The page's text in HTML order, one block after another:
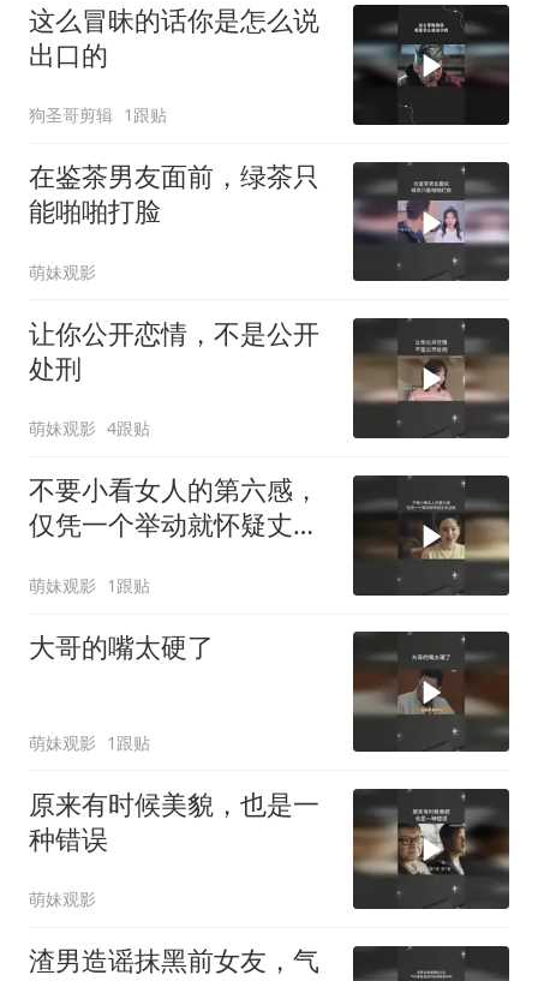
这么冒昧的话你是怎么说
出口的
狗圣哥剪辑 1跟贴
在鉴茶男友面前，绿茶只
能啪啪打脸
萌妹观影
让你公开恋情，不是公开
处刑
萌妹观影 4跟贴
不要小看女人的第六感，
仅凭一个举动就怀疑丈夫
萌妹观影 1跟贴
大哥的嘴太硬了
萌妹观影 1跟贴
原来有时候美貌，也是一
种错误
萌妹观影
渣男造谣抹黑前女友，气